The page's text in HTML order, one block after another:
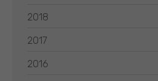
2018
2017
2016